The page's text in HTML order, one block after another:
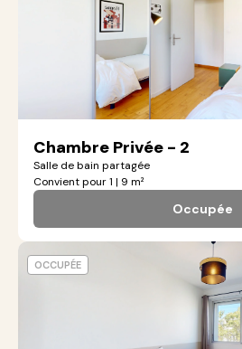
Chambre Privée - 2
Salle de bain partagée
Convient pour 1 | 9 m²
Occupée
OCCUPÉE